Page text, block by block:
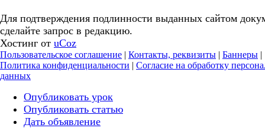
Для подтверждения подлинности выданных сайтом
сделайте запрос в редакцию.
Хостинг от uCoz
Пользовательское соглашение | Контакты, реквизиты | Баннеры |
Политика конфиденциальности | Согласие на обработку
данных
Опубликовать урок
Опубликовать статью
Дать объявление